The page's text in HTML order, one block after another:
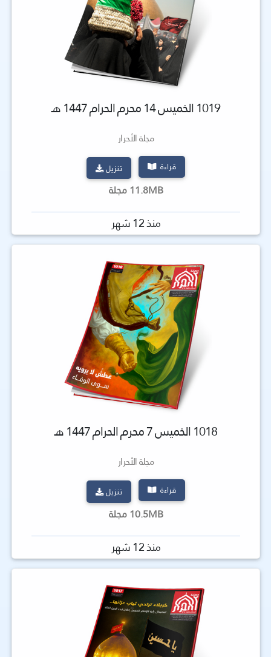
1019 الخميس 14 محرم الحرام 1447 هـ
مجلة الأحرار
قراءة تنزيل
11.8MB مجلة
منذ 12 شهر
1018 الخميس 7 محرم الحرام 1447 هـ
مجلة الأحرار
قراءة تنزيل
10.5MB مجلة
منذ 12 شهر